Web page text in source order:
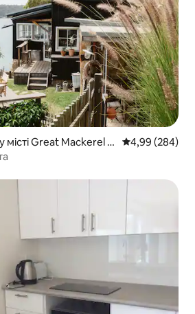
місті Great Mackerel B
Середня
4,99 (284)